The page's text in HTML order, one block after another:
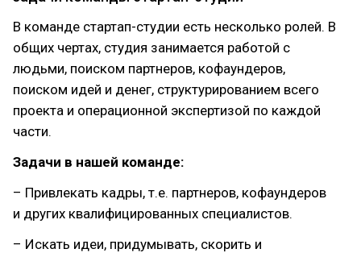
В команде стартап-студии есть несколько ролей. В
общих чертах, студия занимается работой с
людьми, поиском партнеров, кофаундеров,
поиском идей и денег, структурированием всего
проекта и операционной экспертизой по каждой
части.
Задачи в нашей команде:
– Привлекать кадры, т.е. партнеров, кофаундеров
и других квалифицированных специалистов.
– Искать идеи, придумывать, скорить и